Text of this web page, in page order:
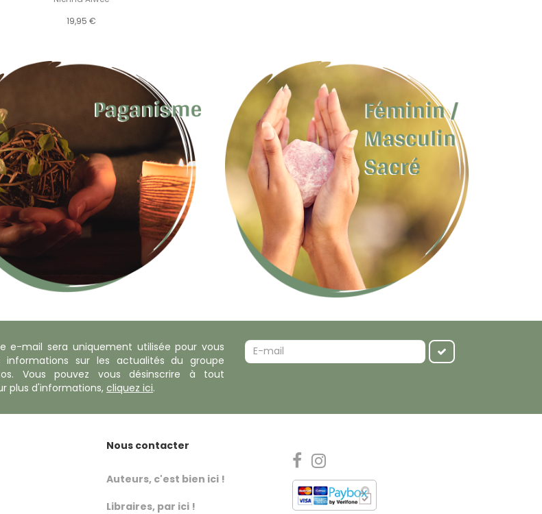
19,95 €
e-mail sera uniquement utilisée pour vous
informations sur les actualités du groupe
Vous pouvez vous désinscrire à tout
plus d'informations, cliquez ici.
Nous contacter
Auteurs, c'est bien ici !
Libraires, par ici !